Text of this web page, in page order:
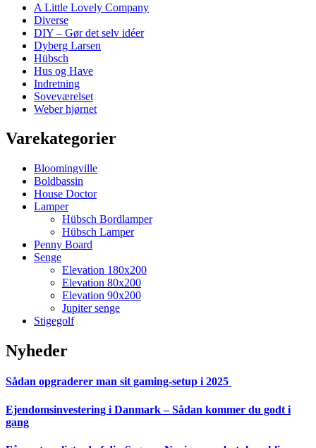
A Little Lovely Company
Diverse
DIY – Gør det selv idéer
Dyberg Larsen
Hübsch
Hus og Have
Indretning
Soveværelset
Weber hjørnet
Varekategorier
Bloomingville
Boldbassin
House Doctor
Lamper
Hübsch Bordlamper
Hübsch Lamper
Penny Board
Senge
Elevation 180x200
Elevation 80x200
Elevation 90x200
Jupiter senge
Stigegolf
Nyheder
Sådan opgraderer man sit gaming-setup i 2025
Ejendomsinvestering i Danmark – Sådan kommer du godt i
gang